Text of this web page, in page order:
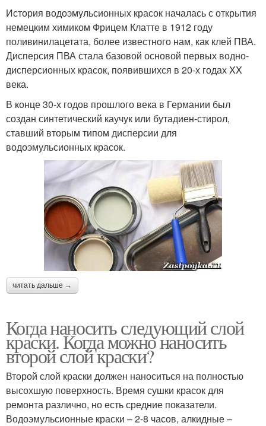
История водоэмульсионных красок началась с открытия
немецким химиком Фрицем Клатте в 1912 году
поливинилацетата, более известного нам, как клей ПВА.
Дисперсия ПВА стала базовой основой первых водно-
дисперсионных красок, появившихся в 20-х годах XX
века.
В конце 30-х годов прошлого века в Германии был
создан синтетический каучук или бутадиен-стирол,
ставший вторым типом дисперсии для
водоэмульсионных красок.
читать дальше →
Когда наносить следующий слой
краски. Когда можно наносить
второй слой краски?
Второй слой краски должен наноситься на полностью
высохшую поверхность. Время сушки красок для
ремонта различно, но есть средние показатели.
Водоэмульсионные краски – 2-8 часов, алкидные –